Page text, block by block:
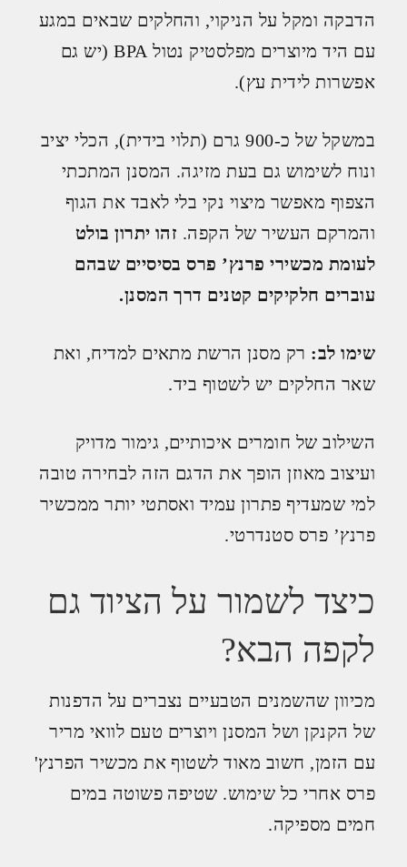
הדבקה ומקל על הניקוי, והחלקים שבאים במגע
עם היד מיוצרים מפלסטיק נטול BPA (יש גם
אפשרות לידית עץ).
במשקל של כ-900 גרם (תלוי בידית), הכלי יציב
ונוח לשימוש גם בעת מזיגה. המסנן המתכתי
הצפוף מאפשר מיצוי נקי בלי לאבד את הגוף
והמרקם העשיר של הקפה.זהו יתרון בולט
לעומת מכשירי פרנץ’ פרס בסיסיים שבהם
עוברים חלקיקים קטנים דרך המסנן.
שימו לב:רק מסנן הרשת מתאים למדיח, ואת
שאר החלקים יש לשטוף ביד.
השילוב של חומרים איכותיים, גימור מדויק
ועיצוב מאוזן הופך את הדגם הזה לבחירה טובה
למי שמעדיף פתרון עמיד ואסתטי יותר ממכשיר
פרנץ’ פרס סטנדרטי.
כיצד לשמור על הציוד גם
לקפה הבא?
מכיוון שהשמנים הטבעיים נצברים על הדפנות
של הקנקן ושל המסנן ויוצרים טעם לוואי מריר
עם הזמן, חשוב מאוד לשטוף את מכשיר הפרנץ'
פרס אחרי כל שימוש. שטיפה פשוטה במים
חמים מספיקה.